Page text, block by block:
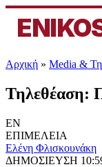
Αρχική » Media &
Τηλεθέαση:
EN
ΕΠΙΜΕΛΕΙΑ
Ελένη Φλισκουνάκη
ΔΗΜΟΣΙΕΥΣΗ